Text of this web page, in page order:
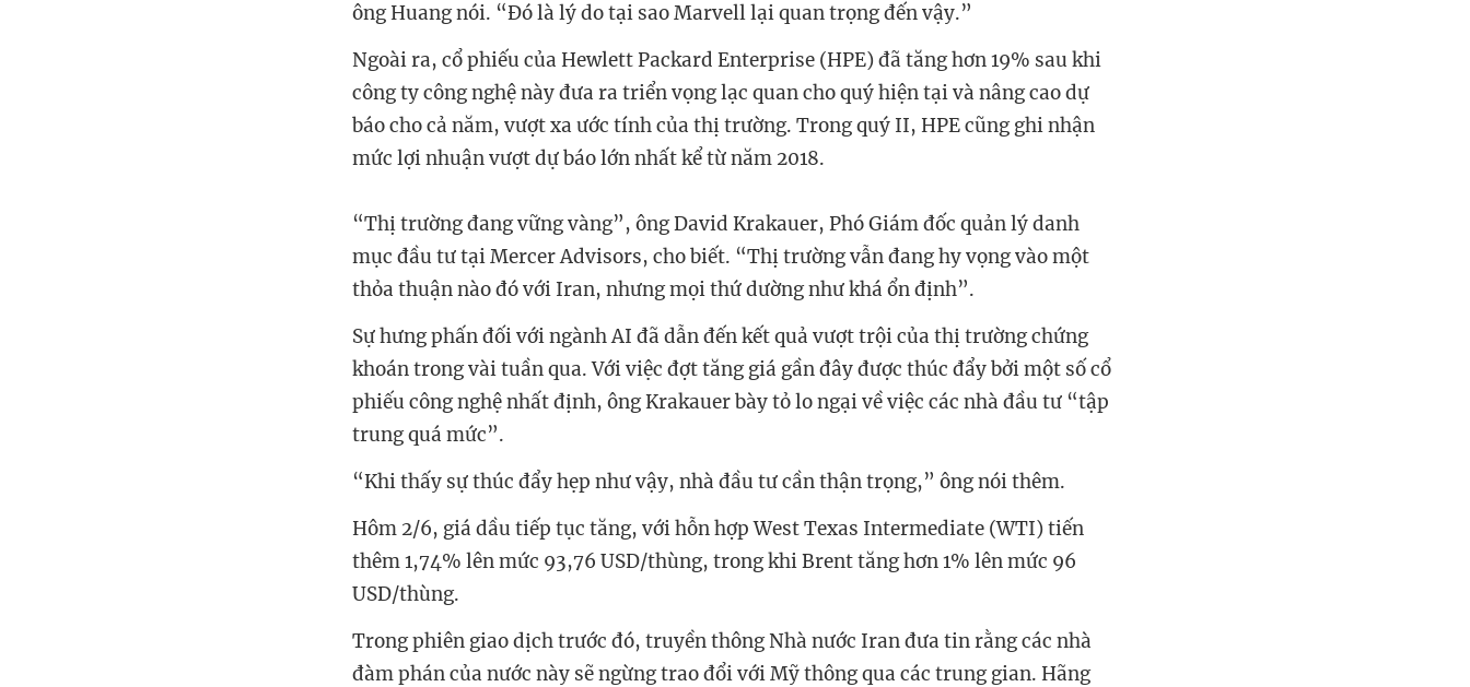
ông Huang nói. “Đó là lý do tại sao Marvell lại quan trọng đến vậy.”
Ngoài ra, cổ phiếu của Hewlett Packard Enterprise (HPE) đã tăng hơn 19% sau khi
công ty công nghệ này đưa ra triển vọng lạc quan cho quý hiện tại và nâng cao dự
báo cho cả năm, vượt xa ước tính của thị trường. Trong quý II, HPE cũng ghi nhận
mức lợi nhuận vượt dự báo lớn nhất kể từ năm 2018.
“Thị trường đang vững vàng”, ông David Krakauer, Phó Giám đốc quản lý danh
mục đầu tư tại Mercer Advisors, cho biết. “Thị trường vẫn đang hy vọng vào một
thỏa thuận nào đó với Iran, nhưng mọi thứ dường như khá ổn định”.
Sự hưng phấn đối với ngành AI đã dẫn đến kết quả vượt trội của thị trường chứng
khoán trong vài tuần qua. Với việc đợt tăng giá gần đây được thúc đẩy bởi một số cổ
phiếu công nghệ nhất định, ông Krakauer bày tỏ lo ngại về việc các nhà đầu tư “tập
trung quá mức”.
“Khi thấy sự thúc đẩy hẹp như vậy, nhà đầu tư cần thận trọng,” ông nói thêm.
Hôm 2/6, giá dầu tiếp tục tăng, với hỗn hợp West Texas Intermediate (WTI) tiến
thêm 1,74% lên mức 93,76 USD/thùng, trong khi Brent tăng hơn 1% lên mức 96
USD/thùng.
Trong phiên giao dịch trước đó, truyền thông Nhà nước Iran đưa tin rằng các nhà
đàm phán của nước này sẽ ngừng trao đổi với Mỹ thông qua các trung gian. Hãng